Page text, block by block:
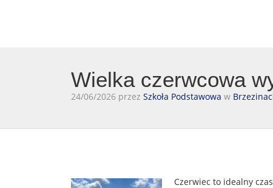
Wielka czerwcowa
24/06/2026 przez Szkoła Podstawowa w
Czerwiec to idealny